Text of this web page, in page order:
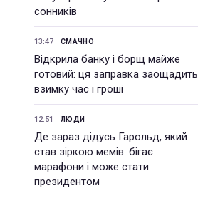
сонників
13:47 СМАЧНО
Відкрила банку і борщ майже
готовий: ця заправка заощадить
взимку час і гроші
12:51 ЛЮДИ
Де зараз дідусь Гарольд, який
став зіркою мемів: бігає
марафони і може стати
президентом